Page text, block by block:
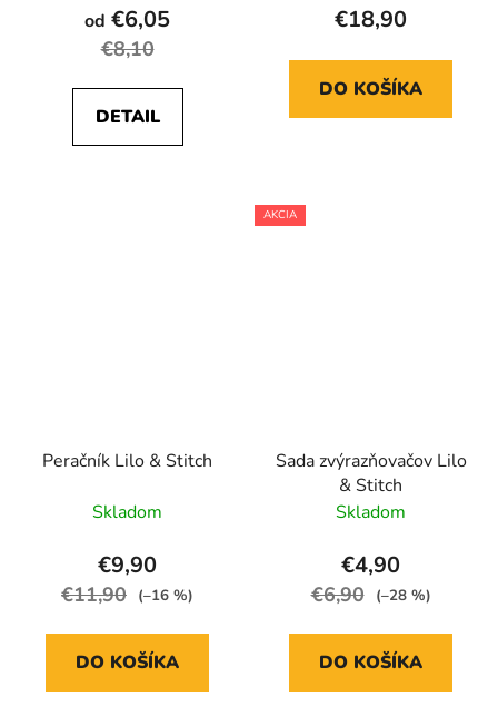
od €6,05
€8,10
DETAIL
€18,90
DO KOŠÍKA
Peračník Lilo & Stitch
Skladom
€9,90
€11,90 (–16 %)
DO KOŠÍKA
AKCIA
Sada zvýrazňovačov Lilo
& Stitch
Skladom
€4,90
€6,90 (–28 %)
DO KOŠÍKA